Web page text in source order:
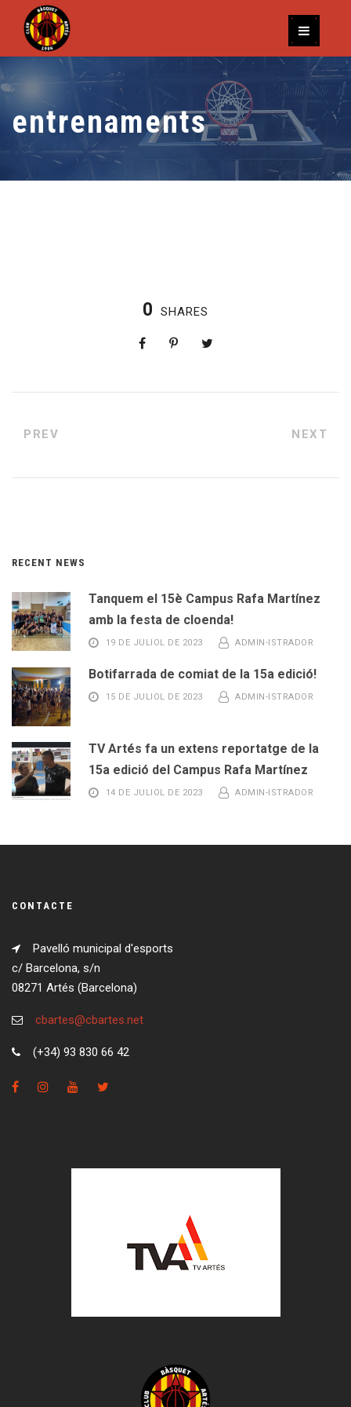
entrenaments
0 SHARES
PREV NEXT
RECENT NEWS
Tanquem el 15è Campus Rafa Martínez
amb la festa de cloenda!
19 DE JULIOL DE 2023 ADMIN-ISTRADOR
Botifarrada de comiat de la 15a edició!
15 DE JULIOL DE 2023 ADMIN-ISTRADOR
TV Artés fa un extens reportatge de la
15a edició del Campus Rafa Martínez
14 DE JULIOL DE 2023 ADMIN-ISTRADOR
CONTACTE
Pavelló municipal d'esports
c/ Barcelona, s/n
08271 Artés (Barcelona)
cbartes@cbartes.net
(+34) 93 830 66 42